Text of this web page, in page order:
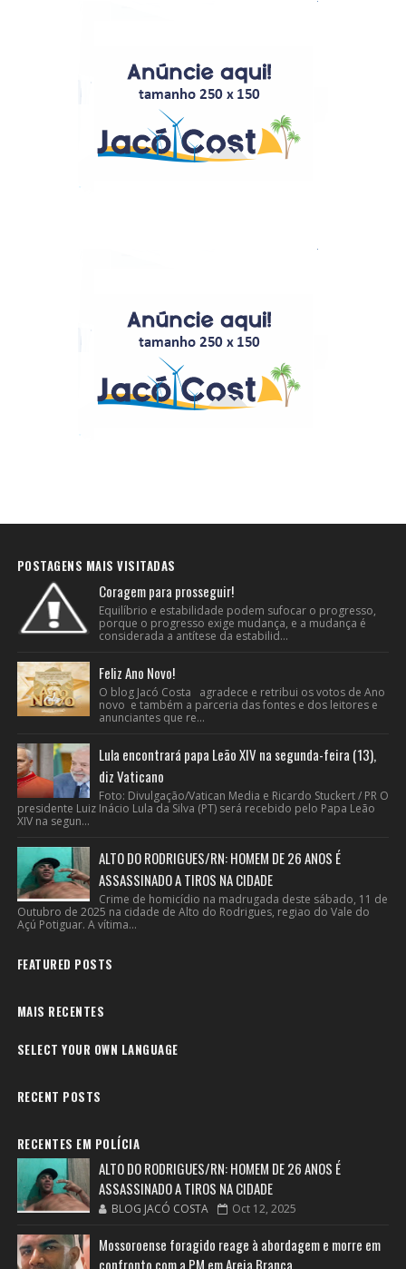
POSTAGENS MAIS VISITADAS
Coragem para prosseguir!
Equilíbrio e estabilidade podem sufocar o progresso,
porque o progresso exige mudança, e a mudança é
considerada a antítese da estabilid...
Feliz Ano Novo!
O blog Jacó Costa agradece e retribui os votos de Ano
novo e também a parceria das fontes e dos leitores e
anunciantes que re...
Lula encontrará papa Leão XIV na segunda-feira (13),
diz Vaticano
Foto: Divulgação/Vatican Media e Ricardo Stuckert / PR O
presidente Luiz Inácio Lula da Silva (PT) será recebido pelo Papa Leão
XIV na segun...
ALTO DO RODRIGUES/RN: HOMEM DE 26 ANOS É
ASSASSINADO A TIROS NA CIDADE
Crime de homicídio na madrugada deste sábado, 11 de
Outubro de 2025 na cidade de Alto do Rodrigues, regiao do Vale do
Açú Potiguar. A vítima...
FEATURED POSTS
MAIS RECENTES
SELECT YOUR OWN LANGUAGE
RECENT POSTS
RECENTES EM POLÍCIA
ALTO DO RODRIGUES/RN: HOMEM DE 26 ANOS É
ASSASSINADO A TIROS NA CIDADE
BLOG JACÓ COSTA Oct 12, 2025
Mossoroense foragido reage à abordagem e morre em
confronto com a PM em Areia Branca